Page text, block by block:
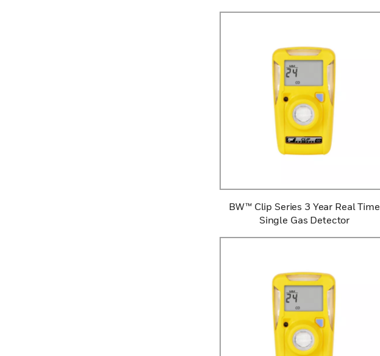
BW™ Clip Series 3 Year Real Time
Single Gas Detector